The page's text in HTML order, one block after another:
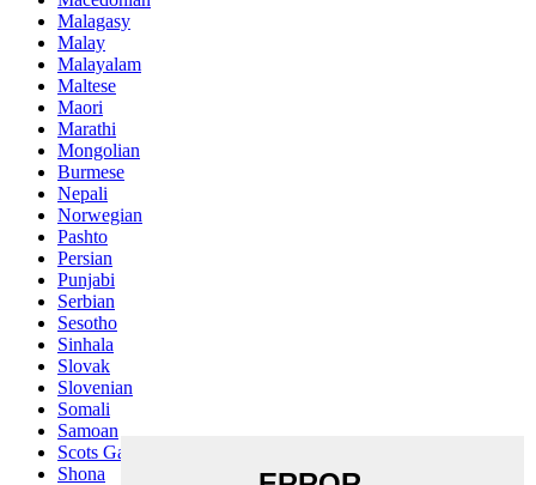
Malagasy
Malay
Malayalam
Maltese
Maori
Marathi
Mongolian
Burmese
Nepali
Norwegian
Pashto
Persian
Punjabi
Serbian
Sesotho
Sinhala
Slovak
Slovenian
Somali
Samoan
Scots Gaelic
Shona